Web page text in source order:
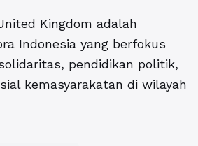
Kingdom adalah
Indonesia yang berfokus
pendidikan politik,
kemasyarakatan di wilayah